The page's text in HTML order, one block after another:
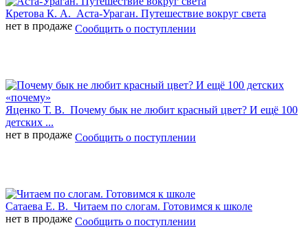
Кретова К. А. Аста-Ураган. Путешествие вокруг света
нет в продаже Сообщить о поступлении
Яценко Т. В. Почему бык не любит красный цвет? И ещё 100
детских ...
нет в продаже Сообщить о поступлении
Сатаева Е. В. Читаем по слогам. Готовимся к школе
нет в продаже Сообщить о поступлении